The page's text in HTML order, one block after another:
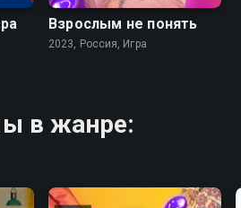
Взрослым не понять
2023, Россия, Игра
в жанре: